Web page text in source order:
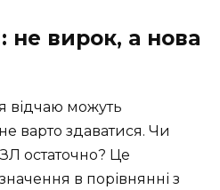
вирок, а нова
відчаю можуть
варто здаватися. Чи
остаточно? Це
в порівнянні з